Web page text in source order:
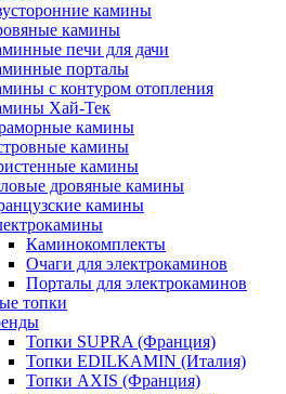
камины
камины
печи для дачи
порталы
с контуром отопления
Хай-Тек
камины
камины
камины
дровяные камины
камины
Каминокомплекты
Очаги для электрокаминов
Порталы для электрокаминов
топки
Топки SUPRA (Франция)
Топки EDILKAMIN (Италия)
Топки AXIS (Франция)